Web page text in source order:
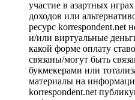
участие в азартных
доходов или
ресурс korrespondent.net
и/или виртуальные
какой форме оплату
связаны/могут быть
букмекерами или
материалы на
korrespondent.net